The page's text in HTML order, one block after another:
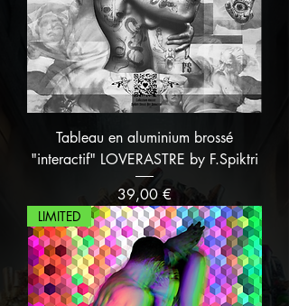
Tableau en aluminium brossé
"interactif" LOVERASTRE by F.Spiktri
Prix
39,00 €
LIMITED